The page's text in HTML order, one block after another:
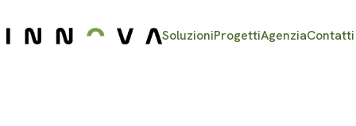
SoluzioniProgettiAgenziaContatti